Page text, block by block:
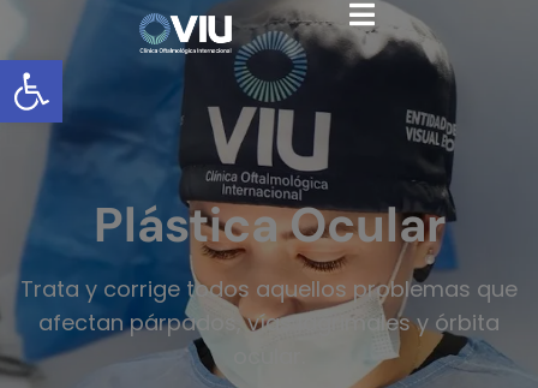
Abrir barra de herramientas
Plástica Ocular
Trata y corrige todos aquellos problemas que
afectan párpados, vías lagrimales y órbita